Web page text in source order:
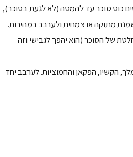
כוס סוכר עד להמסה (לא לגעת בסוכר),
מתוקה או צמחית ולערבב במהירות.
של הסוכר (הוא יהפך לגבישי וזה
הקשיו, הפקאן והחמוציות. לערבב יחד